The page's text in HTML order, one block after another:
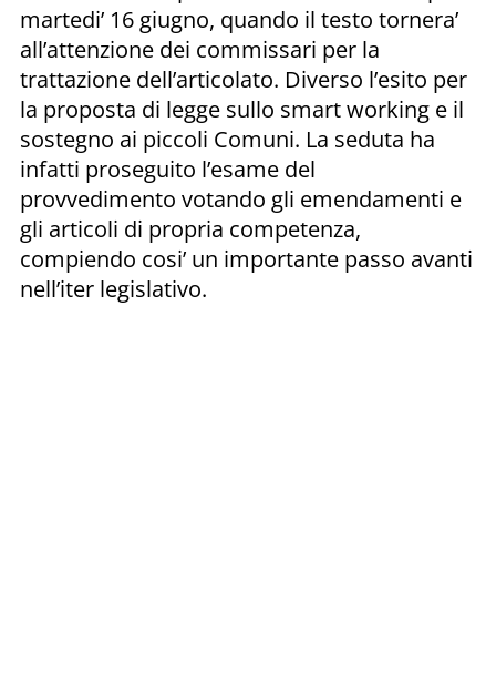
martedi’ 16 giugno, quando il testo tornera’
all’attenzione dei commissari per la
trattazione dell’articolato. Diverso l’esito per
la proposta di legge sullo smart working e il
sostegno ai piccoli Comuni. La seduta ha
infatti proseguito l’esame del
provvedimento votando gli emendamenti e
gli articoli di propria competenza,
compiendo cosi’ un importante passo avanti
nell’iter legislativo.